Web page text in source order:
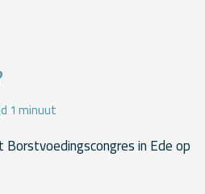
1 minuut
in Ede op